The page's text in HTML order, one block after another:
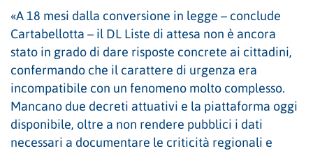
«A 18 mesi dalla conversione in legge – conclude
Cartabellotta – il DL Liste di attesa non è ancora
stato in grado di dare risposte concrete ai cittadini,
confermando che il carattere di urgenza era
incompatibile con un fenomeno molto complesso.
Mancano due decreti attuativi e la piattaforma oggi
disponibile, oltre a non rendere pubblici i dati
necessari a documentare le criticità regionali e